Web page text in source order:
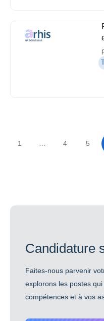
1 4 5
Candidature
Faites-nous parvenir
explorons les postes
compétences et à vos